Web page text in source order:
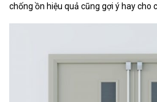
chống ồn hiệu quả cũng gợi ý hay cho